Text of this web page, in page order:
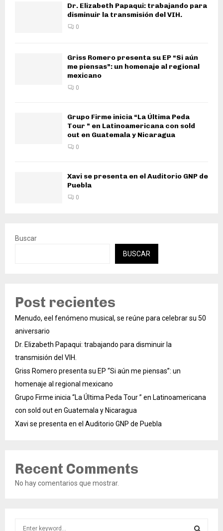
Dr. Elizabeth Papaqui: trabajando para
disminuir la transmisión del VIH.
0
Griss Romero presenta su EP “Si aún
me piensas”: un homenaje al regional
mexicano
0
Grupo Firme inicia “La Última Peda
Tour ” en Latinoamericana con sold
out en Guatemala y Nicaragua
0
Xavi se presenta en el Auditorio GNP de
Puebla
0
Buscar
BUSCAR
Post recientes
Menudo, eel fenómeno musical, se reúne para celebrar su 50
aniversario
Dr. Elizabeth Papaqui: trabajando para disminuir la
transmisión del VIH.
Griss Romero presenta su EP “Si aún me piensas”: un
homenaje al regional mexicano
Grupo Firme inicia “La Última Peda Tour ” en Latinoamericana
con sold out en Guatemala y Nicaragua
Xavi se presenta en el Auditorio GNP de Puebla
Recent Comments
No hay comentarios que mostrar.